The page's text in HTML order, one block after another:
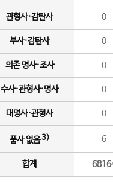
관형사·감탄사 0
부사·감탄사 0
의존 명사·조사 0
수사·관형사·명사 0
대명사·관형사 0
품사 없음3) 6
합계